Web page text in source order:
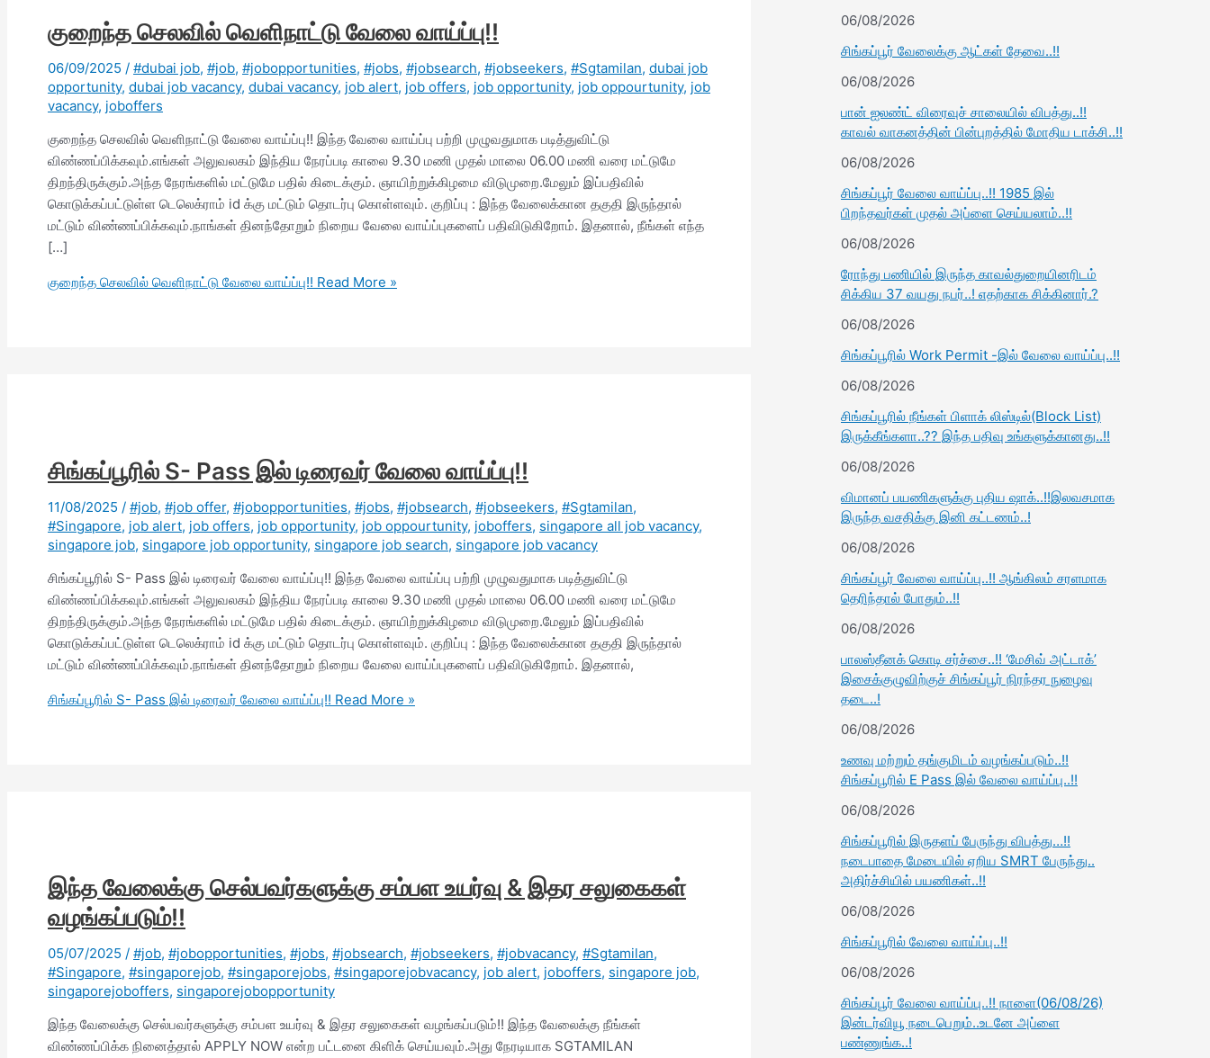
குறைந்த செலவில் வெளிநாட்டு வேலை வாய்ப்பு!!
06/09/2025 / #dubai job, #job, #jobopportunities, #jobs, #jobsearch, #jobseekers, #Sgtamilan, dubai job
opportunity, dubai job vacancy, dubai vacancy, job alert, job offers, job opportunity, job oppourtunity, job
vacancy, joboffers
குறைந்த செலவில் வெளிநாட்டு வேலை வாய்ப்பு!! இந்த வேலை வாய்ப்பு பற்றி முழுவதுமாக படித்துவிட்டு
விண்ணப்பிக்கவும்.எங்கள் அலுவலகம் இந்திய நேரப்படி காலை 9.30 மணி முதல் மாலை 06.00 மணி வரை மட்டுமே
திறந்திருக்கும்.அந்த நேரங்களில் மட்டுமே பதில் கிடைக்கும். ஞாயிற்றுக்கிழமை விடுமுறை.மேலும் இப்பதிவில்
கொடுக்கப்பட்டுள்ள டெலெக்ராம் id க்கு மட்டும் தொடர்பு கொள்ளவும். குறிப்பு : இந்த வேலைக்கான தகுதி இருந்தால்
மட்டும் விண்ணப்பிக்கவும்.நாங்கள் தினந்தோறும் நிறைய வேலை வாய்ப்புகளைப் பதிவிடுகிறோம். இதனால், நீங்கள் எந்த
[…]
குறைந்த செலவில் வெளிநாட்டு வேலை வாய்ப்பு!! Read More »
சிங்கப்பூரில் S- Pass இல் டிரைவர் வேலை வாய்ப்பு!!
11/08/2025 / #job, #job offer, #jobopportunities, #jobs, #jobsearch, #jobseekers, #Sgtamilan,
#Singapore, job alert, job offers, job opportunity, job oppourtunity, joboffers, singapore all job vacancy,
singapore job, singapore job opportunity, singapore job search, singapore job vacancy
சிங்கப்பூரில் S- Pass இல் டிரைவர் வேலை வாய்ப்பு!! இந்த வேலை வாய்ப்பு பற்றி முழுவதுமாக படித்துவிட்டு
விண்ணப்பிக்கவும்.எங்கள் அலுவலகம் இந்திய நேரப்படி காலை 9.30 மணி முதல் மாலை 06.00 மணி வரை மட்டுமே
திறந்திருக்கும்.அந்த நேரங்களில் மட்டுமே பதில் கிடைக்கும். ஞாயிற்றுக்கிழமை விடுமுறை.மேலும் இப்பதிவில்
கொடுக்கப்பட்டுள்ள டெலெக்ராம் id க்கு மட்டும் தொடர்பு கொள்ளவும். குறிப்பு : இந்த வேலைக்கான தகுதி இருந்தால்
மட்டும் விண்ணப்பிக்கவும்.நாங்கள் தினந்தோறும் நிறைய வேலை வாய்ப்புகளைப் பதிவிடுகிறோம். இதனால்,
சிங்கப்பூரில் S- Pass இல் டிரைவர் வேலை வாய்ப்பு!! Read More »
இந்த வேலைக்கு செல்பவர்களுக்கு சம்பள உயர்வு & இதர சலுகைகள்
வழங்கப்படும்!!
05/07/2025 / #job, #jobopportunities, #jobs, #jobsearch, #jobseekers, #jobvacancy, #Sgtamilan,
#Singapore, #singaporejob, #singaporejobs, #singaporejobvacancy, job alert, joboffers, singapore job,
singaporejoboffers, singaporejobopportunity
இந்த வேலைக்கு செல்பவர்களுக்கு சம்பள உயர்வு & இதர சலுகைகள் வழங்கப்படும்!! இந்த வேலைக்கு நீங்கள்
விண்ணப்பிக்க நினைத்தால் APPLY NOW என்ற பட்டனை கிளிக் செய்யவும்.அது நேரடியாக SGTAMILAN
06/08/2026
சிங்கப்பூர் வேலைக்கு ஆட்கள் தேவை..!!
06/08/2026
பான் ஐலண்ட் விரைவுச் சாலையில் விபத்து..!!
காவல் வாகனத்தின் பின்புறத்தில் மோதிய டாக்சி..!!
06/08/2026
சிங்கப்பூர் வேலை வாய்ப்பு..!! 1985 இல்
பிறந்தவர்கள் முதல் அப்ளை செய்யலாம்..!!
06/08/2026
ரோந்து பணியில் இருந்த காவல்துறையினரிடம்
சிக்கிய 37 வயது நபர்..! எதற்காக சிக்கினார்.?
06/08/2026
சிங்கப்பூரில் Work Permit -இல் வேலை வாய்ப்பு..!!
06/08/2026
சிங்கப்பூரில் நீங்கள் பிளாக் லிஸ்டில்(Block List)
இருக்கீங்களா..?? இந்த பதிவு உங்களுக்கானது..!!
06/08/2026
விமானப் பயணிகளுக்கு புதிய ஷாக்..!!இலவசமாக
இருந்த வசதிக்கு இனி கட்டணம்..!
06/08/2026
சிங்கப்பூர் வேலை வாய்ப்பு..!! ஆங்கிலம் சரளமாக
தெரிந்தால் போதும்..!!
06/08/2026
பாலஸ்தீனக் கொடி சர்ச்சை..!! ‘மேசிவ் அட்டாக்’
இசைக்குழுவிற்குச் சிங்கப்பூர் நிரந்தர நுழைவு
தடை..!
06/08/2026
உணவு மற்றும் தங்குமிடம் வழங்கப்படும்..!!
சிங்கப்பூரில் E Pass இல் வேலை வாய்ப்பு..!!
06/08/2026
சிங்கப்பூரில் இருதளப் பேருந்து விபத்து…!!
நடைபாதை மேடையில் ஏறிய SMRT பேருந்து..
அதிர்ச்சியில் பயணிகள்..!!
06/08/2026
சிங்கப்பூரில் வேலை வாய்ப்பு..!!
06/08/2026
சிங்கப்பூர் வேலை வாய்ப்பு..!! நாளை(06/08/26)
இன்டர்வியூ நடைபெறும்..உடனே அப்ளை
பண்ணுங்க..!